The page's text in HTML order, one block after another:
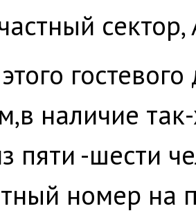
наличие
пяти -шести
номер на